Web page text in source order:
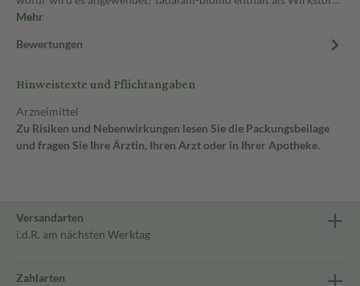
Mehr
Bewertungen
Hinweistexte und Pflichtangaben
Arzneimittel
Zu Risiken und Nebenwirkungen lesen Sie die Packungsbeilage
und fragen Sie Ihre Ärztin, Ihren Arzt oder in Ihrer Apotheke.
Versandarten
i.d.R. am nächsten Werktag
Zahlarten